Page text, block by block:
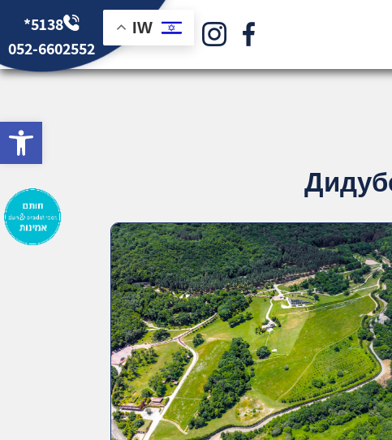
IW
*5138
052-6602552